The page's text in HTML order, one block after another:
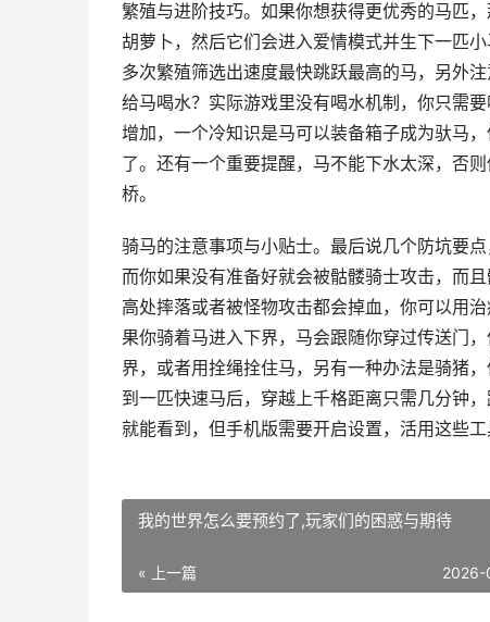
繁殖与进阶技巧。如果你想获得更优秀的马匹
胡萝卜，然后它们会进入爱情模式并生下一匹
多次繁殖筛选出速度最快跳跃最高的马，另外
给马喝水？实际游戏里没有喝水机制，你只需
增加，一个冷知识是马可以装备箱子成为驮马
了。还有一个重要提醒，马不能下水太深，否
桥。
骑马的注意事项与小贴士。最后说几个防坑要
而你如果没有准备好就会被骷髅骑士攻击，而
高处摔落或者被怪物攻击都会掉血，你可以用
果你骑着马进入下界，马会跟随你穿过传送门
界，或者用拴绳拴住马，另有一种办法是骑猪
到一匹快速马后，穿越上千格距离只需几分钟
就能看到，但手机版需要开启设置，活用这些
我的世界怎么要预约了,玩家们的困惑与期待
« 上一篇